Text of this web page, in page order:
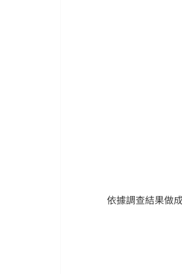
依據調查結果做